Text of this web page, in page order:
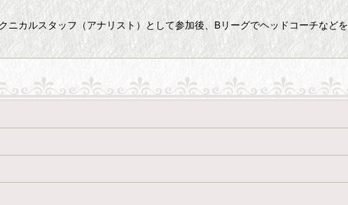
絞り込む
ニカルスタッフ（アナリスト）として参加後、Bリーグでヘッドコーチなど